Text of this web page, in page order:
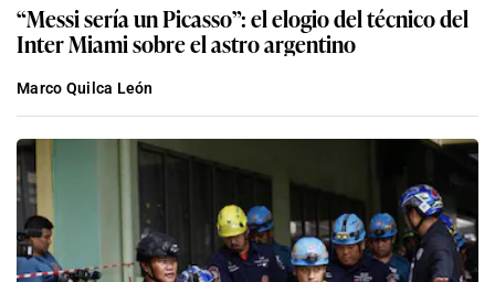
“Messi sería un Picasso”: el elogio del técnico del
Inter Miami sobre el astro argentino
Marco Quilca León